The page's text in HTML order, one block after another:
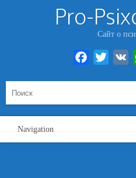
Pro-
Сайт о
Facebook
Twitter
Navigation